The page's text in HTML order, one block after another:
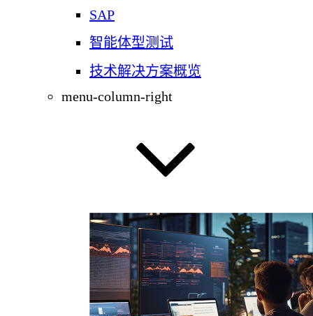
SAP
智能体型测试
技术解决方案概览
menu-column-right